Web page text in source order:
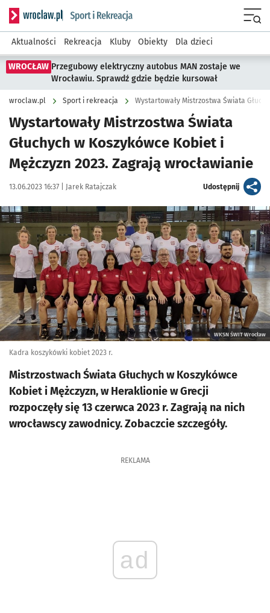
Serwis informacyjny wroclaw.pl podserwis: Sport i rekreacja
Aktualności Rekreacja Kluby Obiekty Dla dzieci
WROCŁAW Przegubowy elektryczny autobus MAN zostaje we
Wrocławiu. Sprawdź gdzie będzie kursował
wroclaw.pl Sport i rekreacja
Wystartowały Mistrzostwa Świata
Głuchych w Koszykówce Kobiet i
Mężczyzn 2023. Zagrają wrocławianie
Data publikacji:
13.06.2023 16:37 | Autor:
Jarek Ratajczak Udostępnijartykuł
Kliknij, aby powiększyć
WKSN ŚWIT Wrocław
Kadra koszykówki kobiet 2023 r.
Mistrzostwach Świata Głuchych w Koszykówce
Kobiet i Mężczyzn, w Heraklionie w Grecji
rozpoczęły się 13 czerwca 2023 r. Zagrają na nich
wrocławscy zawodnicy. Zobaczcie szczegóły.
REKLAMA
ad